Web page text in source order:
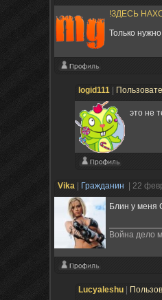
!ЗДЕСЬ
Только
logid111
это не
Vika Гражданин | 22
Блин у меня
Война дело
Lucyaleshu